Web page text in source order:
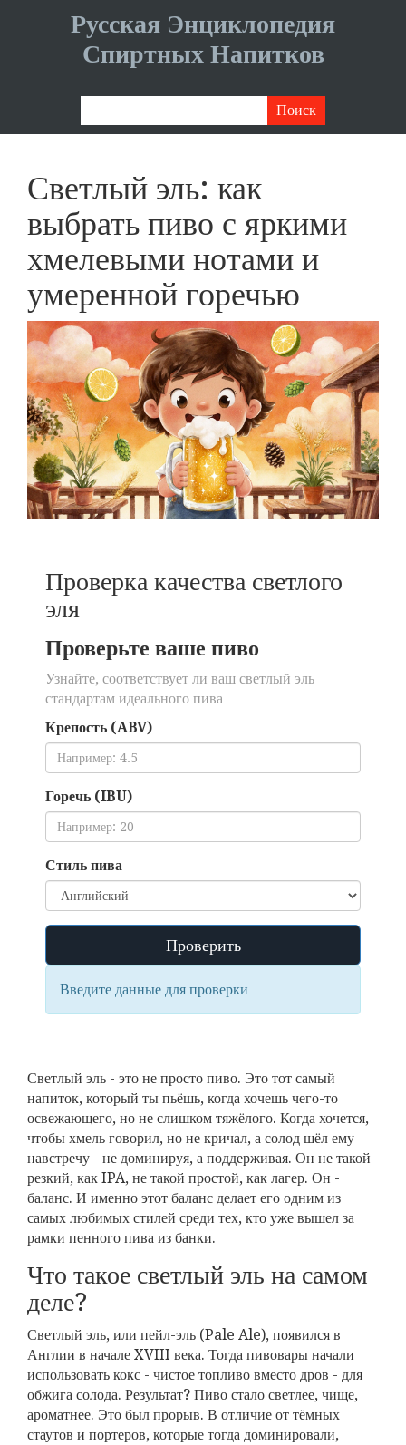
Русская Энциклопедия
Спиртных Напитков
Светлый эль: как
выбрать пиво с яркими
хмелевыми нотами и
умеренной горечью
Проверка качества светлого
эля
Проверьте ваше пиво
Узнайте, соответствует ли ваш светлый эль
стандартам идеального пива
Крепость (ABV)
Горечь (IBU)
Стиль пива
Проверить
Введите данные для проверки
Светлый эль - это не просто пиво. Это тот самый
напиток, который ты пьёшь, когда хочешь чего-то
освежающего, но не слишком тяжёлого. Когда хочется,
чтобы хмель говорил, но не кричал, а солод шёл ему
навстречу - не доминируя, а поддерживая. Он не такой
резкий, как IPA, не такой простой, как лагер. Он -
баланс. И именно этот баланс делает его одним из
самых любимых стилей среди тех, кто уже вышел за
рамки пенного пива из банки.
Что такое светлый эль на самом
деле?
Светлый эль, или пейл-эль (Pale Ale), появился в
Англии в начале XVIII века. Тогда пивовары начали
использовать кокс - чистое топливо вместо дров - для
обжига солода. Результат? Пиво стало светлее, чище,
ароматнее. Это был прорыв. В отличие от тёмных
стаутов и портеров, которые тогда доминировали,